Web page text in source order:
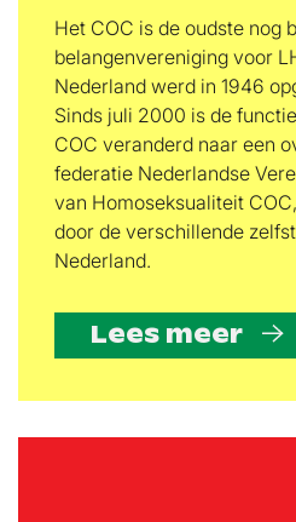
Het COC is de oudste nog
belangenvereniging voor
Nederland werd in 1946
Sinds juli 2000 is de
COC veranderd naar een
federatie Nederlandse
van Homoseksualiteit
door de verschillende
Nederland.
Lees meer